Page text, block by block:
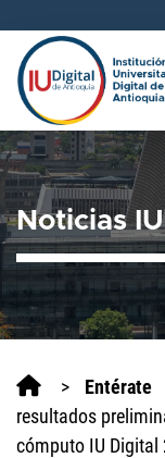
Noticias
> Entérate
resultados
cómputo IU Digital